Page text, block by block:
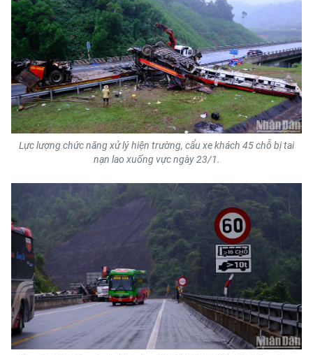
Lực lượng chức năng xử lý hiện trường, cẩu xe khách 45 chỗ bị tai
nạn lao xuống vực ngày 23/1.